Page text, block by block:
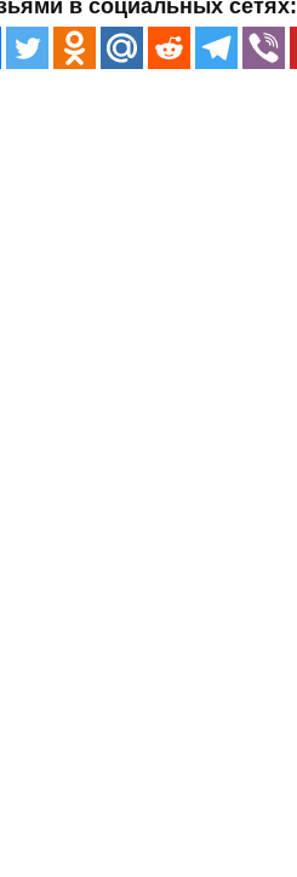
в социальных сетях: